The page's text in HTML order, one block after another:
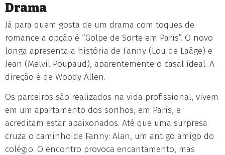
Drama
Já para quem gosta de um drama com toques de
romance a opção é “Golpe de Sorte em Paris”. O novo
longa apresenta a história de Fanny (Lou de Laâge) e
Jean (Melvil Poupaud), aparentemente o casal ideal. A
direção é de Woody Allen.
Os parceiros são realizados na vida profissional, vivem
em um apartamento dos sonhos, em Paris, e
acreditam estar apaixonados. Até que uma surpresa
cruza o caminho de Fanny: Alan, um antigo amigo do
colégio. O encontro provoca encantamento, mas